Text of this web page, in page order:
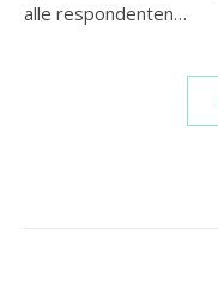
alle respondenten…